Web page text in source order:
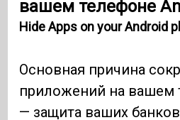
вашем телефоне
Hide Apps on your Android
Основная причина
приложений на вашем
— защита ваших